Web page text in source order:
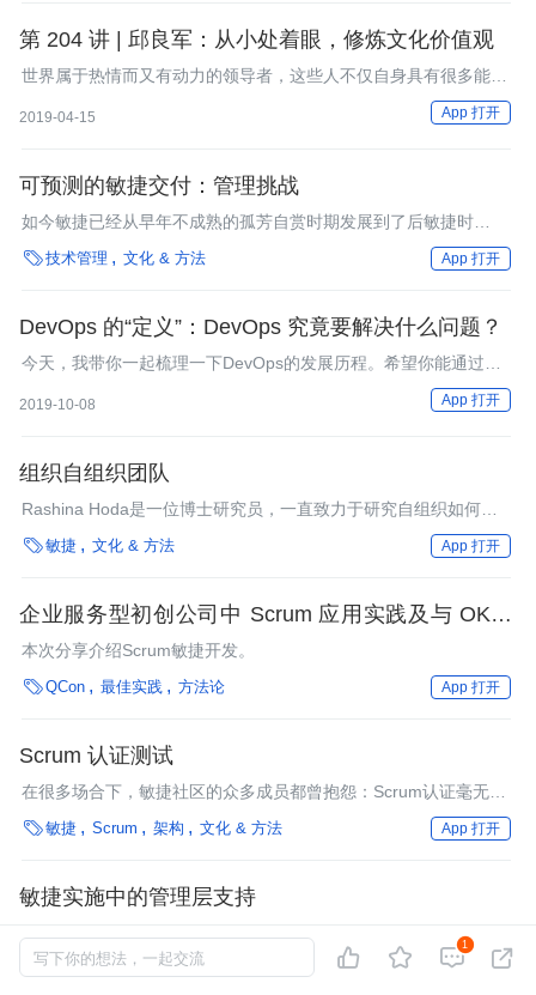
第 204 讲 | 邱良军：从小处着眼，修炼文化价值观
世界属于热情而又有动力的领导者，这些人不仅自身具有很多能
2019-04-15 App 打开
可预测的敏捷交付：管理挑战
如今敏捷已经从早年不成熟的孤芳自赏时期发展到了后敏捷时
代，“可预测的敏捷交付”对商务主管与开发项目的利益相关者都是
一个现实的目标。本文会分享一些“好，坏，惨不忍睹”的案例，展
技术管理 文化 & 方法 App 打开
DevOps 的“定义”：DevOps 究竟要解决什么问题？
今天，我带你一起梳理一下DevOps的发展历程。希望你能通过今
2019-10-08 App 打开
组织自组织团队
Rashina Hoda是一位博士研究员，一直致力于研究自组织如何在
实际的团队中产生。她曾对新西兰和印度的团队开展研究，识别出
了团队在有效地自组织时出现的6个独特角色。她与InfoQ谈论了她
（ICSE2010）上发表。
敏捷 文化 & 方法 App 打开
企业服务型初创公司中 Scrum 应用实践及与 OKRs
的结合实践
本次分享介绍Scrum敏捷开发。
QCon 最佳实践 方法论 App 打开
Scrum 认证测试
在很多场合下，敏捷社区的众多成员都曾抱怨：Scrum认证毫无意
义，因为几乎参与认证课程的每个人都能拿到认证。也许到了
2009年1月，这将不再是个问题。
敏捷 Scrum 架构 文化 & 方法 App 打开
敏捷实施中的管理层支持
运营企业的每一个人都要知道IT会给日常运营带来什么样的变化，
这至关重要。高级管理人员可以统观各个筒仓和团队，对整个系统
施加影响。IT经理和高管需要依赖业务经理的积极参与，这样，团
技术管理 DevOps 文化 & 方法 App 打开
写下你的想法，一起交流   
1 